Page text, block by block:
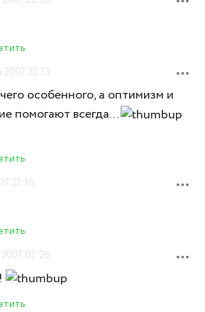
2007 22:13
особенного, а оптимизм и
помогают всегда...
22:16
2007 02:26